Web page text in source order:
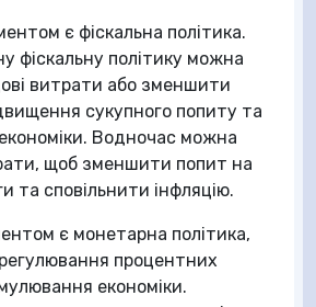
є фіскальна політика.
фіскальну політику можна
витрати або зменшити
сукупного попиту та
Водночас можна
щоб зменшити попит на
та сповільнити інфляцію.
є монетарна політика,
процентних
економіки.